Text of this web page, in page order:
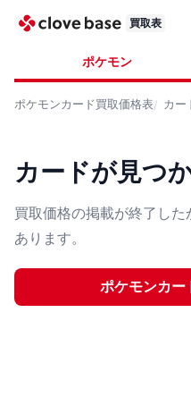
買取表
ポケモン
ポケモンカード買取価格表 カー
カードが見つ
買取価格の掲載が終了し
あります。
ポケモンカー